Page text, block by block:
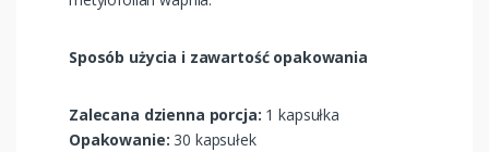
Sposób użycia i zawartość opakowania
Zalecana dzienna porcja: 1 kapsułka
Opakowanie: 30 kapsułek